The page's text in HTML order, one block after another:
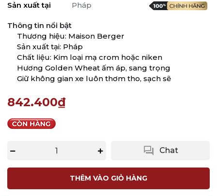
Sản xuất tại
Pháp
Thông tin nổi bật
Thương hiệu: Maison Berger
Sản xuất tại: Pháp
Chất liệu: Kim loại mạ crom hoặc niken
Hương Golden Wheat ấm áp, sang trọng
Giữ không gian xe luôn thơm tho, sạch sẽ
842.400₫
question_answer Chat
THÊM VÀO GIỎ HÀNG